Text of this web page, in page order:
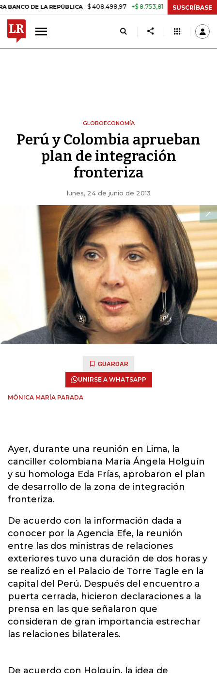
DE LA REPÚBLICA $ 408.498,97 +$ 8.753,81 +2,19% TASA DE
SUSCRÍBASE
GLOBOECONOMÍA
Perú y Colombia aprueban
plan de integración
fronteriza
lunes, 24 de junio de 2013
GUARDAR
UNIRSE A WHATSAPP
MÓNICA MARÍA PARADA
Ayer, durante una reunión en Lima, la
canciller colombiana María Ángela Holguín
y su homologa Eda Frías, aprobaron el plan
de desarrollo de la zona de integración
fronteriza.
De acuerdo con la información dada a
conocer por la Agencia Efe, la reunión
entre las dos ministras de relaciones
exteriores tuvo una duración de dos horas y
se realizó en el Palacio de Torre Tagle en la
capital del Perú. Después del encuentro a
puerta cerrada, hicieron declaraciones a la
prensa en las que señalaron que
consideran de gran importancia estrechar
las relaciones bilaterales.
De acuerdo con Holguín, la idea de